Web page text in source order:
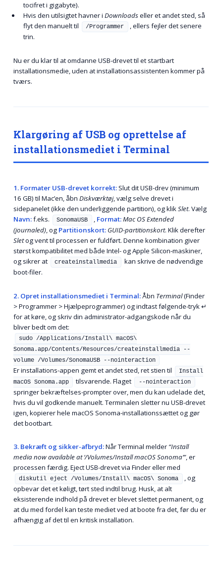
tocifret i gigabyte).
Hvis den utilsigtet havner i Downloadseller et andet sted, så
flyt den manuelt til
/Programmer
, ellers fejler det senere
trin.
Nu er du klar til at omdanne USB-drevet til et startbart
installationsmedie, uden at installationsassistenten kommer på
tværs.
Klargøring af USB og oprettelse af
installationsmediet i Terminal
1. Formater USB-drevet korrekt:Slut dit USB-drev (minimum
16 GB) til Mac’en, åbn Diskværktøj, vælg selve drevet i
sidepanelet (ikke den underliggende partition), og klikSlet. Vælg
Navn:f.eks. SonomaUSB , Format:Mac OS Extended
(journaled), og Partitionskort: GUID-partitionskort. Klik derefter
Sletog vent til processen er fuldført. Denne kombination giver
størst kompatibilitet med både Intel- og Apple Silicon-maskiner,
og sikrer at
createinstallmedia
kan skrive de nødvendige
boot-filer.
2. Opret installationsmediet i Terminal:Åbn Terminal(Finder
> Programmer > Hjælpeprogrammer) og indtast følgende-tryk↵
for at køre, og skriv din administrator-adgangskode når du
bliver bedt om det:
sudo /Applications/Install\ macOS\
Sonoma.app/Contents/Resources/createinstallmedia --
volume /Volumes/SonomaUSB --nointeraction
Er installations-appen gemt et andet sted, ret stien til
Install
macOS Sonoma.app
tilsvarende. Flaget --nointeraction
springer bekræftelses-prompter over, men du kan udelade det,
hvis du vil godkende manuelt. Terminalen sletter nu USB-drevet
igen, kopierer hele macOS Sonoma-installationssættet og gør
det bootbart.
3. Bekræft og sikker-afbryd:Når Terminal melder “Install
media now available at ‘/Volumes/Install macOS Sonoma’”, er
processen færdig. Eject USB-drevet via Finder eller med
diskutil eject /Volumes/Install\ macOS\ Sonoma
, og
opbevar det et køligt, tørt sted indtil brug. Husk, at alt
eksisterende indhold på drevet er blevet slettet permanent, og
at du med fordel kan teste mediet ved at boote fra det, før du er
afhængig af det til en kritisk installation.